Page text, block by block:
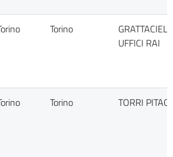
Torino
UFFICI RAI
Torino TORRI